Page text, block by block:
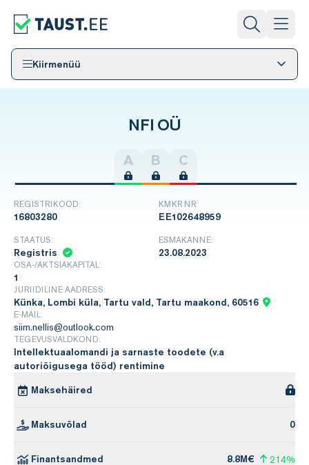
Kiirmenüü
NFI OÜ
A B C
REGISTRIKOOD:
16803280
KMKR NR:
EE102648959
STAATUS:
Registris
ESMAKANNE:
23.08.2023
OSA-/AKTSIAKAPITAL:
1
JURIIDILINE AADRESS:
Künka, Lombi küla, Tartu vald, Tartu maakond, 60516
E-MAIL:
siim.nellis@outlook.com
TEGEVUSVALDKOND:
Intellektuaalomandi ja sarnaste toodete (v.a
autoriõigusega tööd) rentimine
Maksehäired
Maksuvõlad 0
Finantsandmed 8.8M€ 214%